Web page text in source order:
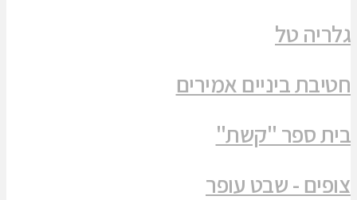
גלריה טל
חטיבת ביניים אמירים
בית ספר "קשת"
צופים - שבט עופר